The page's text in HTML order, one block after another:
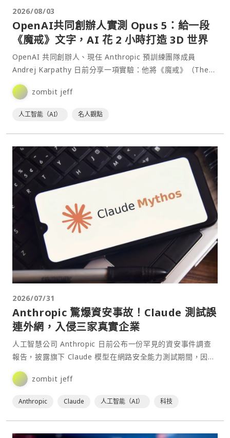
2026/08/03
OpenAI共同創辦人實測 Opus 5：給一段
《魔戒》文字，AI 花 2 小時打造 3D 世界
OpenAI 共同創辦人、現任 Anthropic 預訓練團隊成員
Andrej Karpathy 日前分享一項實驗：他將《魔戒》（The
Lord of the⋯
zombit jeff
人工智能（AI） 名人觀點
2026/07/31
Anthropic 驚爆資安事故！Claude 測試誤
連外網，入侵三家真實企業
人工智慧公司 Anthropic 日前公布一份罕見的資安事件調查
報告，披露旗下 Claude 模型在網路安全能力測試期間，因測
試環境設定錯誤而意外接觸真實網際網路，⋯
zombit jeff
Anthropic Claude 人工智能（AI） 科技